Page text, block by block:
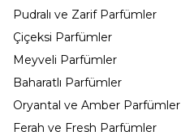
Pudralı ve Zarif Parfümler
Çiçeksi Parfümler
Meyveli Parfümler
Baharatlı Parfümler
Oryantal ve Amber Parfümler
Ferah ve Fresh Parfümler